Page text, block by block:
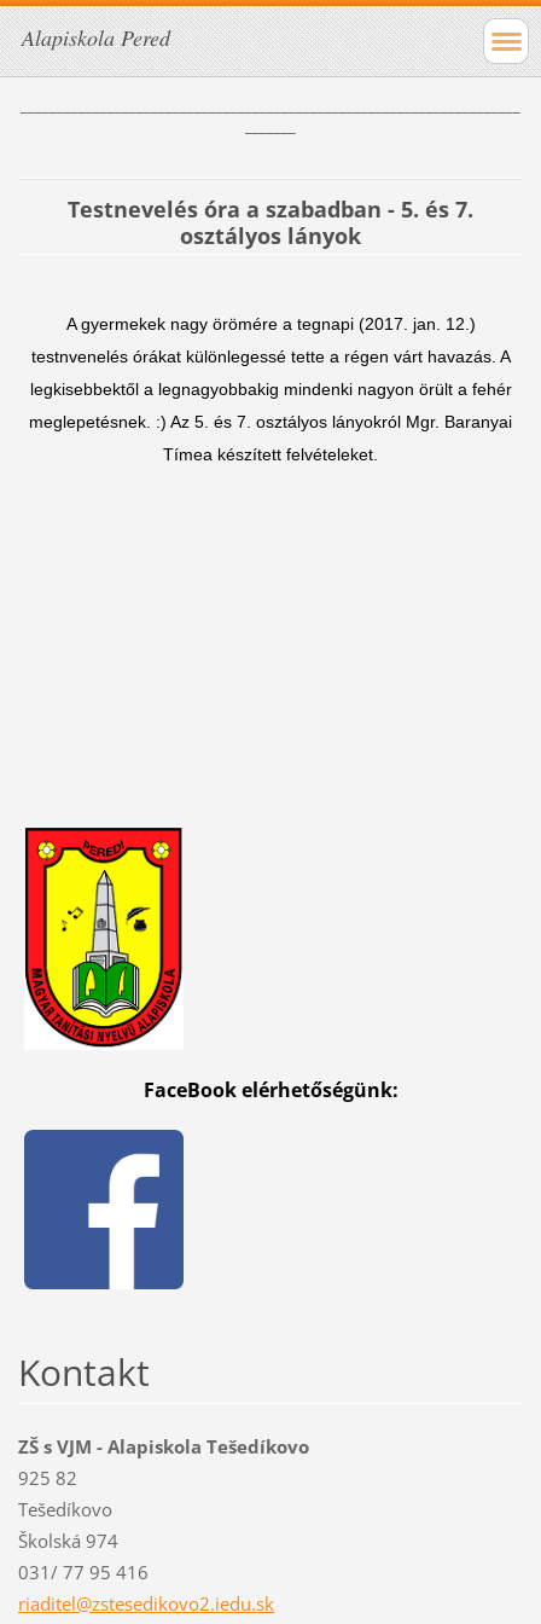
Alapiskola Pered
Testnevelés óra a szabadban - 5. és 7.
osztályos lányok
A gyermekek nagy örömére a tegnapi (2017. jan. 12.)
testnvenelés órákat különlegessé tette a régen várt havazás. A
legkisebbektől a legnagyobbakig mindenki nagyon örült a fehér
meglepetésnek. :) Az 5. és 7. osztályos lányokról Mgr. Baranyai
Tímea készített felvételeket.
FaceBook elérhetőségünk:
Kontakt
ZŠ s VJM - Alapiskola Tešedíkovo
925 82
Tešedíkovo
Školská 974
031/ 77 95 416
riaditel@zstesedikovo2.iedu.sk